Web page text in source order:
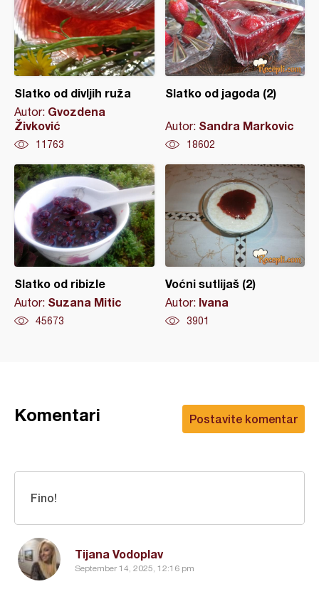
Slatko od divljih ruža
Autor: Gvozdena
Živković
11763
Slatko od jagoda (2)
Autor: Sandra Markovic
18602
Slatko od ribizle
Autor: Suzana Mitic
45673
Voćni sutlijaš (2)
Autor: Ivana
3901
Postavite komentar
Komentari
Tijana Vodoplav
September 14, 2025, 12:16 pm
Fino!